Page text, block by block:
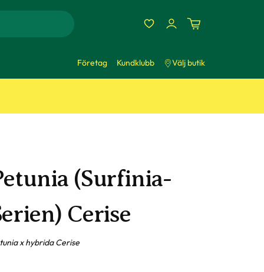
Företag Kundklubb Välj butik
(Surfinia-
Cerise
x hybrida Cerise